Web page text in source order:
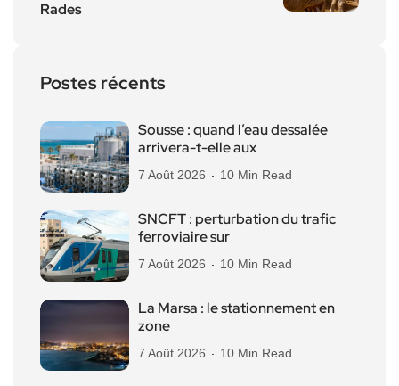
Rades
Postes récents
Sousse : quand l’eau dessalée
arrivera-t-elle aux
7 Août 2026 10 Min Read
SNCFT : perturbation du trafic
ferroviaire sur
7 Août 2026 10 Min Read
La Marsa : le stationnement en
zone
7 Août 2026 10 Min Read